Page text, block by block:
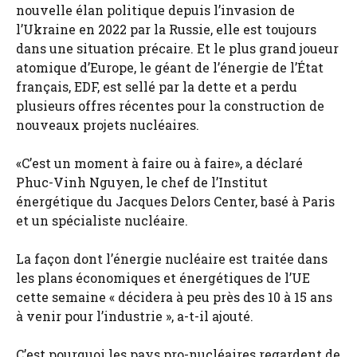
nouvelle élan politique depuis l’invasion de
l’Ukraine en 2022 par la Russie, elle est toujours
dans une situation précaire. Et le plus grand joueur
atomique d’Europe, le géant de l’énergie de l’État
français, EDF, est sellé par la dette et a perdu
plusieurs offres récentes pour la construction de
nouveaux projets nucléaires.
«C’est un moment à faire ou à faire», a déclaré
Phuc-Vinh Nguyen, le chef de l’Institut
énergétique du Jacques Delors Center, basé à Paris
et un spécialiste nucléaire.
La façon dont l’énergie nucléaire est traitée dans
les plans économiques et énergétiques de l’UE
cette semaine « décidera à peu près des 10 à 15 ans
à venir pour l’industrie », a-t-il ajouté.